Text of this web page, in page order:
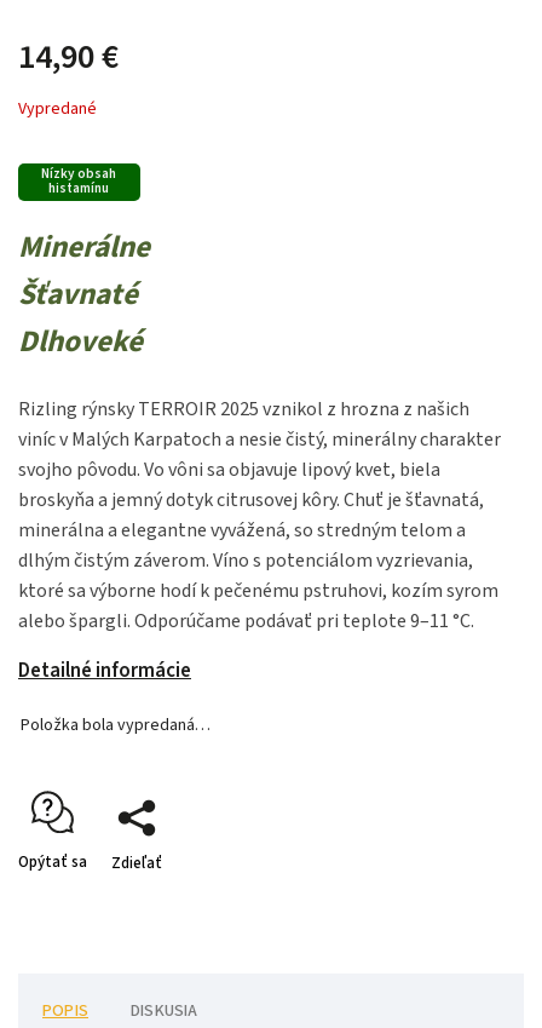
14,90 €
Vypredané
Minerálne
Šťavnaté
Dlhoveké
Rizling rýnsky TERROIR 2025 vznikol z hrozna z našich
viníc v Malých Karpatoch a nesie čistý, minerálny charakter
svojho pôvodu. Vo vôni sa objavuje lipový kvet, biela
broskyňa a jemný dotyk citrusovej kôry. Chuť je šťavnatá,
minerálna a elegantne vyvážená, so stredným telom a
dlhým čistým záverom. Víno s potenciálom vyzrievania,
ktoré sa výborne hodí k pečenému pstruhovi, kozím syrom
alebo špargli. Odporúčame podávať pri teplote 9–11 °C.
Detailné informácie
Nízky obsah
histamínu
Položka bola vypredaná…
Opýtať sa Zdieľať
POPIS DISKUSIA